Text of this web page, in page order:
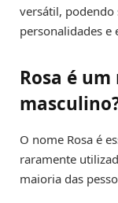
versátil, podendo
personalidades e
Rosa é
O nome Rosa é
raramente
maioria das